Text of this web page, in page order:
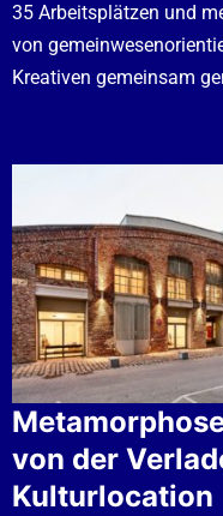
35 Arbeitsplätzen und
von
Kreativen gemeinsam
von der
Kulturlocation